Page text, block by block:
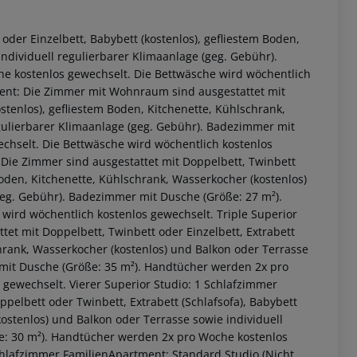
Einzelbett, Babybett (kostenlos), gefliestem Boden,
regulierbarer Klimaanlage (geg. Gebühr).
kostenlos gewechselt. Die Bettwäsche wird wöchentlich
Die Zimmer mit Wohnraum sind ausgestattet mit
gefliestem Boden, Kitchenette, Kühlschrank,
Klimaanlage (geg. Gebühr). Badezimmer mit
Die Bettwäsche wird wöchentlich kostenlos
Zimmer sind ausgestattet mit Doppelbett, Twinbett
Kitchenette, Kühlschrank, Wasserkocher (kostenlos)
Gebühr). Badezimmer mit Dusche (Größe: 27 m²).
wöchentlich kostenlos gewechselt. Triple Superior
mit Doppelbett, Twinbett oder Einzelbett, Extrabett
Wasserkocher (kostenlos) und Balkon oder Terrasse
Dusche (Größe: 35 m²). Handtücher werden 2x pro
Vierer Superior Studio: 1 Schlafzimmer
oder Twinbett, Extrabett (Schlafsofa), Babybett
und Balkon oder Terrasse sowie individuell
m²). Handtücher werden 2x pro Woche kostenlos